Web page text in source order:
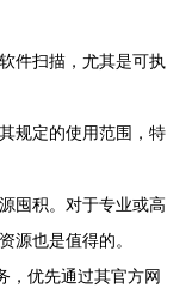
件扫描，尤其是可执
规定的使用范围，特
囤积。对于专业或高
源也是值得的。
，优先通过其官方网